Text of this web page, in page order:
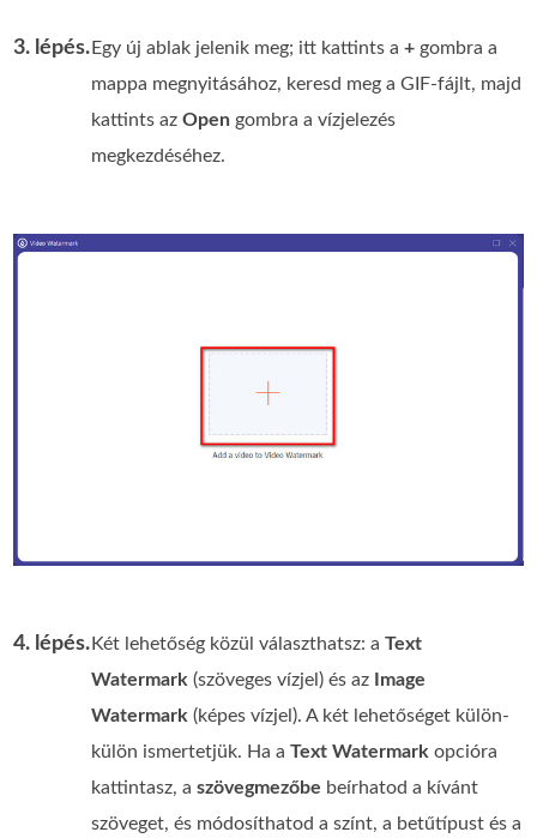
3. lépés. Egy új ablak jelenik meg; itt kattints a+ gombra a
mappa megnyitásához, keresd meg a GIF-fájlt, majd
kattints azOpen gombra a vízjelezés
megkezdéséhez.
4. lépés. Két lehetőség közül választhatsz: aText
Watermark (szöveges vízjel) és az
Image
Watermark (képes vízjel). A két lehetőséget külön-
külön ismertetjük. Ha aText Watermark opcióra
kattintasz, aszövegmezőbe beírhatod a kívánt
szöveget, és módosíthatod a színt, a betűtípust és a